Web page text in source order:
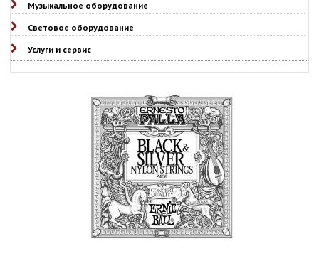
Музыкальное оборудование
Световое оборудование
Услуги и сервис